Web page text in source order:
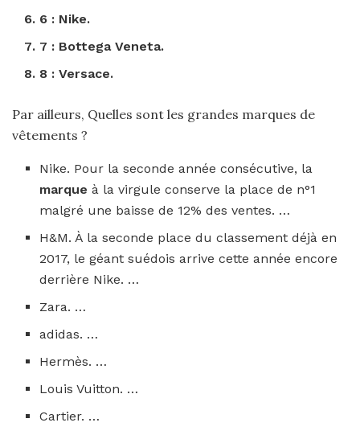
6 : Nike.
7 : Bottega Veneta.
8 : Versace.
Par ailleurs, Quelles sont les grandes marques de
vêtements ?
Nike. Pour la seconde année consécutive, la
marqueà la virgule conserve la place de n°1
malgré une baisse de 12% des ventes. …
H&M. À la seconde place du classement déjà en
2017, le géant suédois arrive cette année encore
derrière Nike. …
Zara. …
adidas. …
Hermès. …
Louis Vuitton. …
Cartier. …